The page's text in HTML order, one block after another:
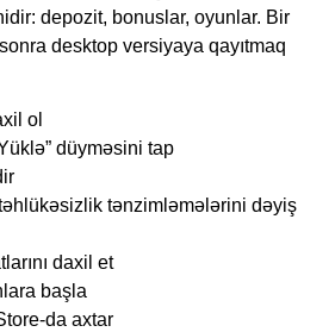
depozit, bonuslar, oyunlar. Bir
desktop versiyaya qayıtmaq
ol
düyməsini tap
tənzimləmələrini dəyiş
daxil et
başla
da axtar